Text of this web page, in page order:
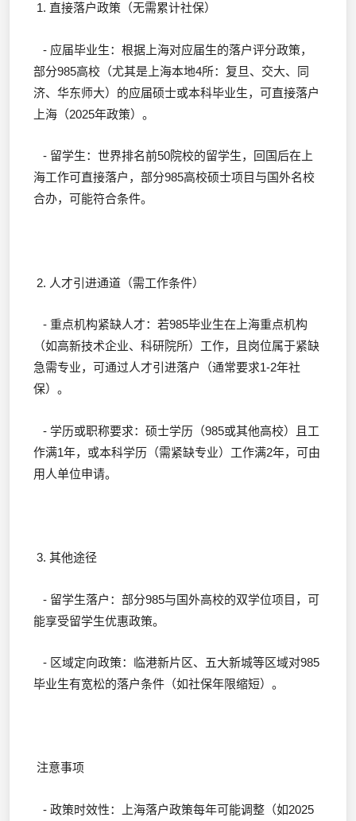
1. 直接落户政策（无需累计社保）
- 应届毕业生：根据上海对应届生的落户评分政策，
部分985高校（尤其是上海本地4所：复旦、交大、同
济、华东师大）的应届硕士或本科毕业生，可直接落户
上海（2025年政策）。
- 留学生：世界排名前50院校的留学生，回国后在上
海工作可直接落户，部分985高校硕士项目与国外名校
合办，可能符合条件。
2. 人才引进通道（需工作条件）
- 重点机构紧缺人才：若985毕业生在上海重点机构
（如高新技术企业、科研院所）工作，且岗位属于紧缺
急需专业，可通过人才引进落户（通常要求1-2年社
保）。
- 学历或职称要求：硕士学历（985或其他高校）且工
作满1年，或本科学历（需紧缺专业）工作满2年，可由
用人单位申请。
3. 其他途径
- 留学生落户：部分985与国外高校的双学位项目，可
能享受留学生优惠政策。
- 区域定向政策：临港新片区、五大新城等区域对985
毕业生有宽松的落户条件（如社保年限缩短）。
注意事项
- 政策时效性：上海落户政策每年可能调整（如2025